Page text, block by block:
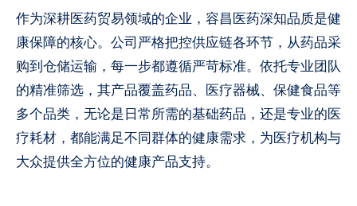
作为深耕医药贸易领域的企业，容昌医药深知品质是健
康保障的核心。公司严格把控供应链各环节，从药品采
购到仓储运输，每一步都遵循严苛标准。依托专业团队
的精准筛选，其产品覆盖药品、医疗器械、保健食品等
多个品类，无论是日常所需的基础药品，还是专业的医
疗耗材，都能满足不同群体的健康需求，为医疗机构与
大众提供全方位的健康产品支持。